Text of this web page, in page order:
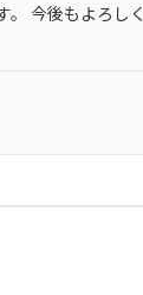
。 今後もよろし